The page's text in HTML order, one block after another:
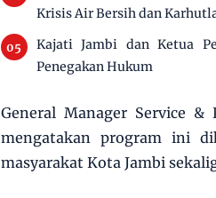
Krisis Air Bersih dan
Kajati Jambi dan Ketua
Penegakan Hukum
General Manager Service &
mengatakan program ini
masyarakat Kota Jambi